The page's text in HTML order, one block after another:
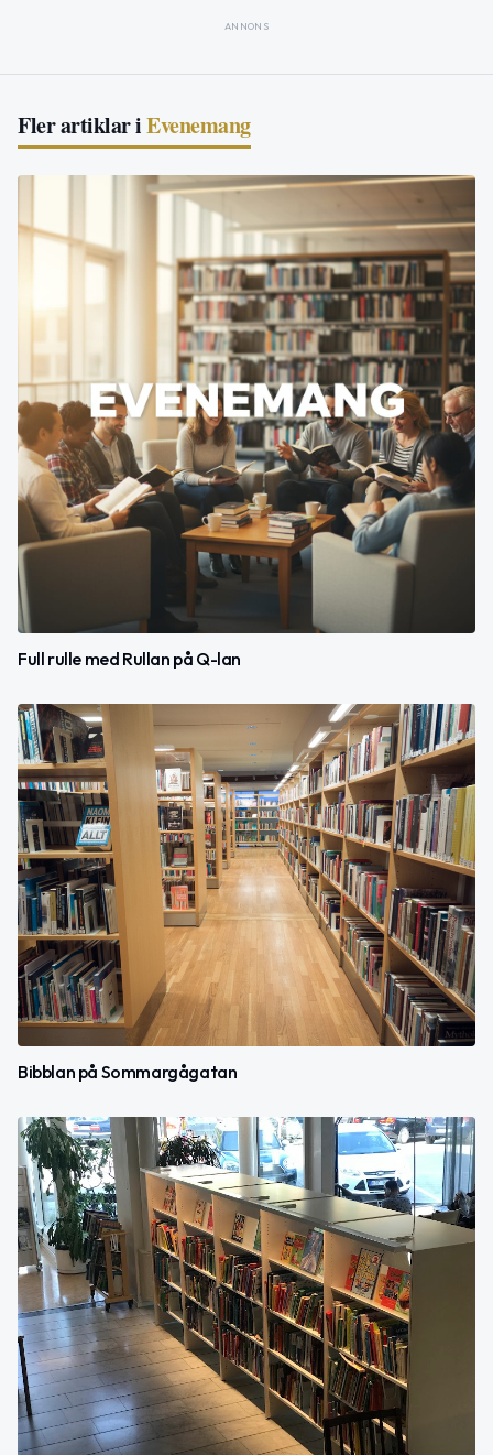
ANNONS
Fler artiklar iEvenemang
Full rulle med Rullan på Q-lan
Bibblan på Sommargågatan